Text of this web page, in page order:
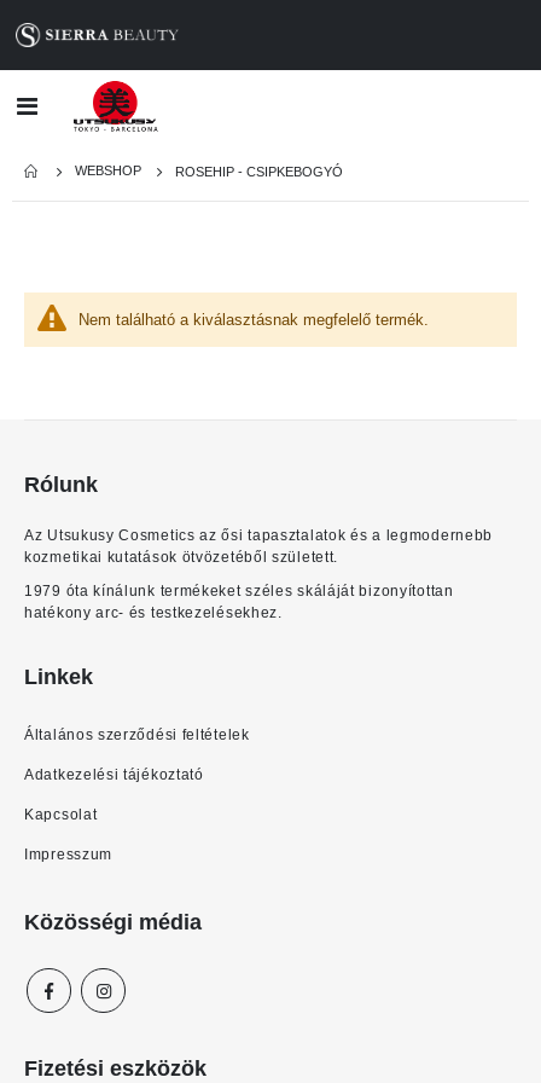
Toggle
WEBSHOP ROSEHIP - CSIPKEBOGYÓ
Nem található a kiválasztásnak megfelelő termék.
Rólunk
Az Utsukusy Cosmetics az ősi tapasztalatok és a legmodernebb
kozmetikai kutatások ötvözetéből született.
1979 óta kínálunk termékeket széles skáláját bizonyítottan
hatékony arc- és testkezelésekhez.
Linkek
Általános szerződési feltételek
Adatkezelési tájékoztató
Kapcsolat
Impresszum
Közösségi média
Fizetési eszközök